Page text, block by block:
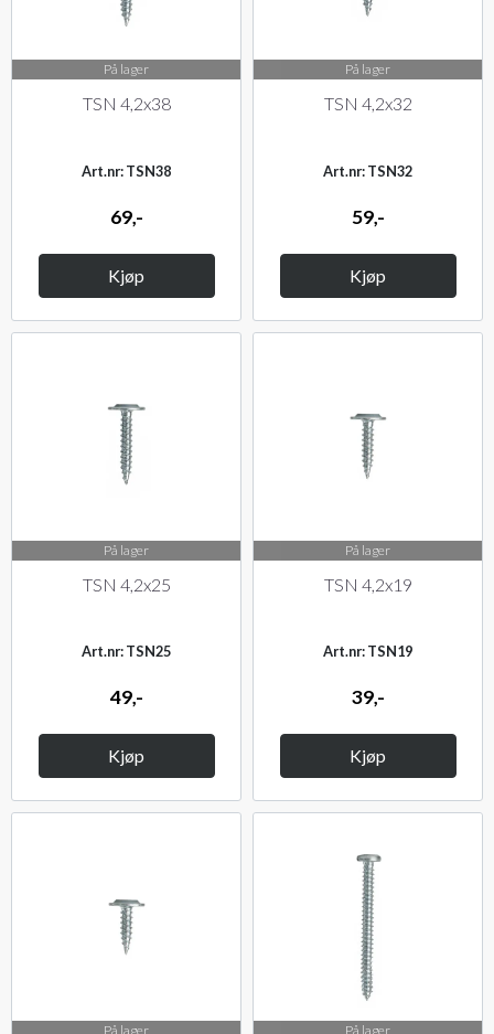
På lager
TSN 4,2x38
Art.nr: TSN38
69,-
Kjøp
På lager
TSN 4,2x32
Art.nr: TSN32
59,-
Kjøp
På lager
TSN 4,2x25
Art.nr: TSN25
49,-
Kjøp
På lager
TSN 4,2x19
Art.nr: TSN19
39,-
Kjøp
På lager På lager